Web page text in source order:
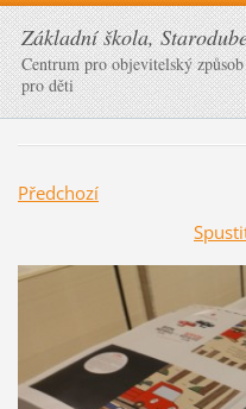
Základní škola,
Centrum pro objevitelský
pro děti
Předchozí